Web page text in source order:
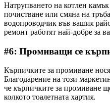
Натрупването на котлен
почистване или смяна на
водопроводчик във вашия
ремонт работят най-добре за
#6: Промиващи се
Кърпичките за промиване
Благодарение на този
че кърпичките за промиване
колкото тоалетната хартия.